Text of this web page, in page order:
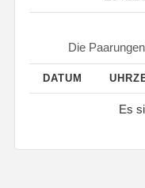
Die
DATUM
Es